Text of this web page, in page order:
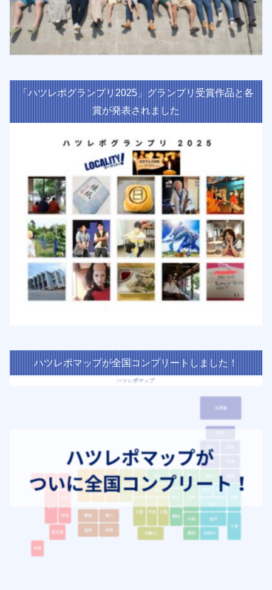
「ハツレポグランプリ2025」グランプリ受賞作品と各
賞が発表されました
ハツレポマップが全国コンプリートしました！